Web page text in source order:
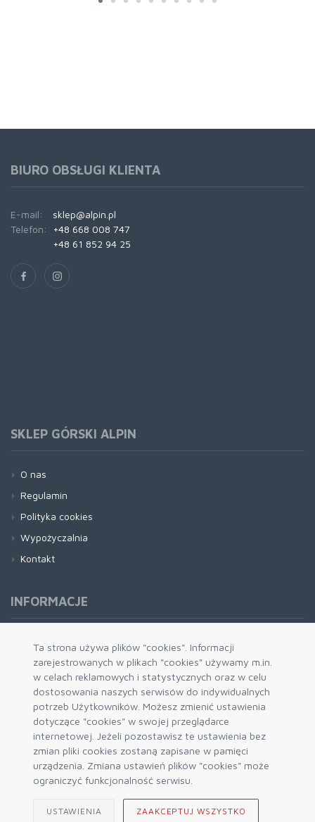
Ta strona używa plików "cookies". Informacji
zarejestrowanych w plikach "cookies" używamy m.in.
w celach reklamowych i statystycznych oraz w celu
dostosowania naszych serwisów do indywidualnych
potrzeb Użytkowników. Możesz zmienić ustawienia
dotyczące "cookies" w swojej przeglądarce
internetowej. Jeżeli pozostawisz te ustawienia bez
zmian pliki cookies zostaną zapisane w pamięci
urządzenia. Zmiana ustawień plików "cookies" może
ograniczyć funkcjonalność serwisu.
USTAWIENIA ZAAKCEPTUJ WSZYSTKO
BIURO OBSŁUGI KLIENTA
E-mail:
sklep@alpin.pl
Telefon:
+48 668 008 747
+48 61 852 94 25
SKLEP GÓRSKI ALPIN
O nas
Regulamin
Polityka cookies
Wypożyczalnia
Kontakt
INFORMACJE
Formy płatności
Dostawa i wysyłka
Zwrot i wymiana
System rabatowy
Kody rabatowe
Blog